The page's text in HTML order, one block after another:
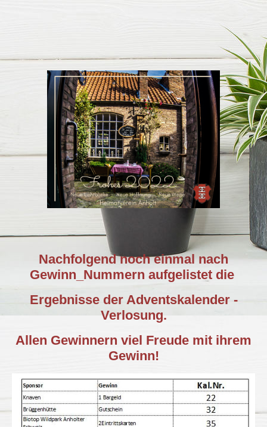
Nachfolgend noch einmal nach
Gewinn_Nummern aufgelistet die
Ergebnisse der Adventskalender -
Verlosung.
Allen Gewinnern viel Freude mit ihrem
Gewinn!